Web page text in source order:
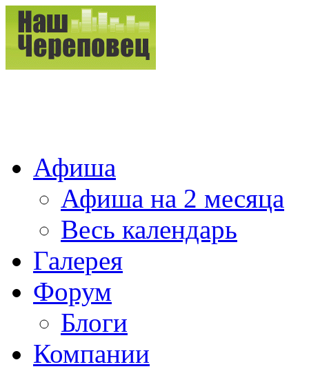
Афиша
Афиша на 2 месяца
Весь календарь
Галерея
Форум
Блоги
Компании